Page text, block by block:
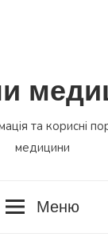
та корисні
медицини
Меню